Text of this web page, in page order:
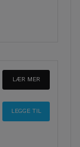
LÆR MER